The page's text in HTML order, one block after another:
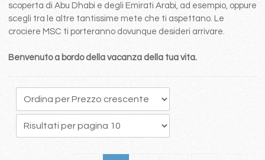
scoperta di Abu Dhabi e degli Emirati Arabi, ad esempio, oppure
scegli tra le altre tantissime mete che ti aspettano. Le
crociere MSC ti porteranno dovunque desideri arrivare.
Benvenuto a bordo della vacanza della tua vita.